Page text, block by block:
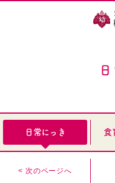
日常にっき 食
< 次のページへ